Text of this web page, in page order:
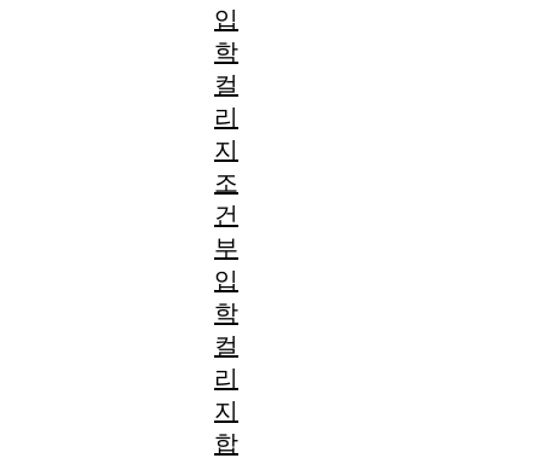
입
학
컬
리
지
조
건
부
입
학
컬
리
지
합